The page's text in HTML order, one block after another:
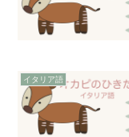
イタリア語